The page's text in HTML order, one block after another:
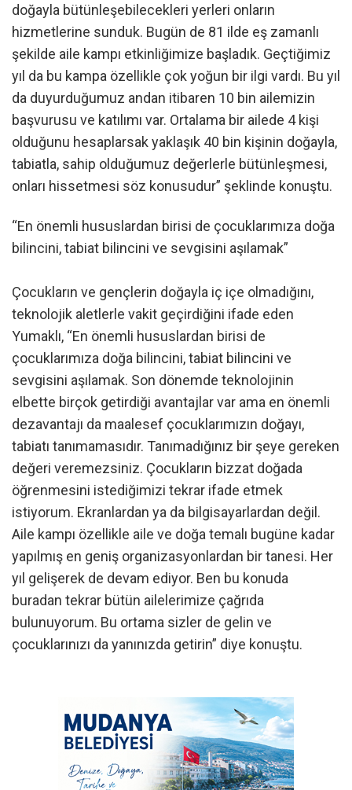
doğayla bütünleşebilecekleri yerleri onların
hizmetlerine sunduk. Bugün de 81 ilde eş zamanlı
şekilde aile kampı etkinliğimize başladık. Geçtiğimiz
yıl da bu kampa özellikle çok yoğun bir ilgi vardı. Bu yıl
da duyurduğumuz andan itibaren 10 bin ailemizin
başvurusu ve katılımı var. Ortalama bir ailede 4 kişi
olduğunu hesaplarsak yaklaşık 40 bin kişinin doğayla,
tabiatla, sahip olduğumuz değerlerle bütünleşmesi,
onları hissetmesi söz konusudur” şeklinde konuştu.
“En önemli hususlardan birisi de çocuklarımıza doğa
bilincini, tabiat bilincini ve sevgisini aşılamak”
Çocukların ve gençlerin doğayla iç içe olmadığını,
teknolojik aletlerle vakit geçirdiğini ifade eden
Yumaklı, “En önemli hususlardan birisi de
çocuklarımıza doğa bilincini, tabiat bilincini ve
sevgisini aşılamak. Son dönemde teknolojinin
elbette birçok getirdiği avantajlar var ama en önemli
dezavantajı da maalesef çocuklarımızın doğayı,
tabiatı tanımamasıdır. Tanımadığınız bir şeye gereken
değeri veremezsiniz. Çocukların bizzat doğada
öğrenmesini istediğimizi tekrar ifade etmek
istiyorum. Ekranlardan ya da bilgisayarlardan değil.
Aile kampı özellikle aile ve doğa temalı bugüne kadar
yapılmış en geniş organizasyonlardan bir tanesi. Her
yıl gelişerek de devam ediyor. Ben bu konuda
buradan tekrar bütün ailelerimize çağrıda
bulunuyorum. Bu ortama sizler de gelin ve
çocuklarınızı da yanınızda getirin” diye konuştu.